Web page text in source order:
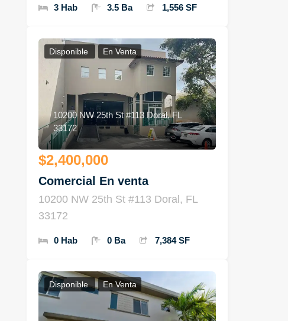
3 Hab 3.5 Ba 1,556 SF
Disponible En Venta
10200 NW 25th St #113 Doral, FL
33172
$2,400,000
Comercial En venta
10200 NW 25th St #113 Doral, FL
33172
0 Hab 0 Ba 7,384 SF
Disponible En Venta